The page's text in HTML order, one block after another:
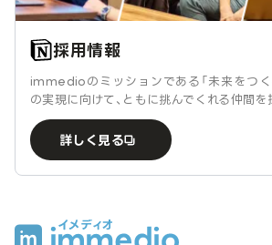
採用情報
immedioのミッションである「未来をつく
の実現に向けて、ともに挑んでくれる仲間を
詳しく見る